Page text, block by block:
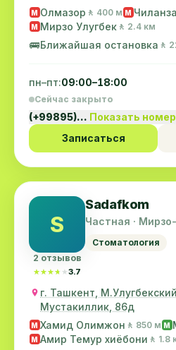
M Олмазор 🚶 400 м M
M Мирзо Улугбек 🚶 2.4 км
🚌Ближайшая остановка 🚶
пн–пт:09:00–18:00
Сейчас закрыто
(+99895)… Показать номер
Записаться
S
2 отзывов
★★★★★
★★★★★3.7
Sadafkom
Частная ·
Стоматология
г. Ташкент, М.Улугбекский р-
Мустакиллик, 86д
M Хамид Олимжон 🚶 850 м M
M Амир Темур хиёбони 🚶 1.8